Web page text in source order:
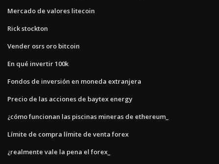
Mercado de valores litecoin
Rick stockton
Vender osrs oro bitcoin
En qué invertir 100k
Fondos de inversión en moneda extranjera
Precio de las acciones de baytex energy
¿cómo funcionan las piscinas mineras de ethereum_
Límite de compra límite de venta forex
¿realmente vale la pena el forex_